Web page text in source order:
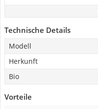
Technische Details
Modell
Herkunft
Bio
Vorteile